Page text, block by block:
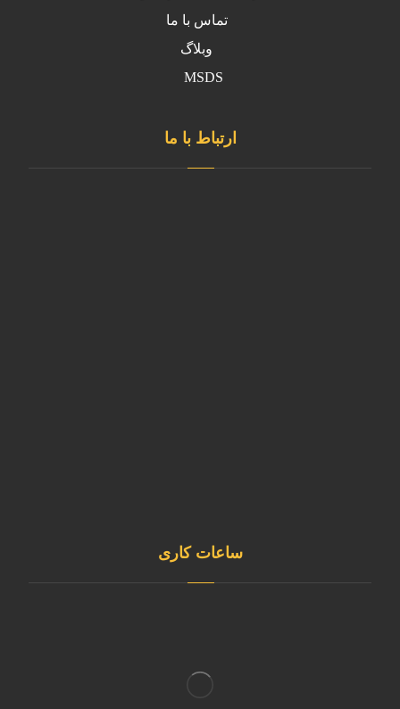
تماس با ما
وبلاگ
MSDS
ارتباط با ما
ساعات کاری